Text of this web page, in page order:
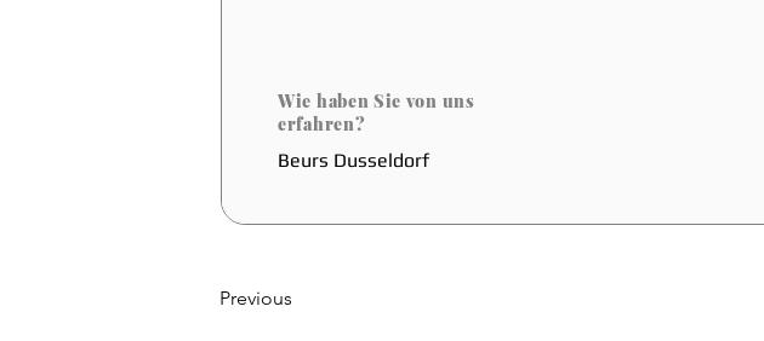
Wie haben Sie von uns
erfahren?
Beurs Dusseldorf
Previous